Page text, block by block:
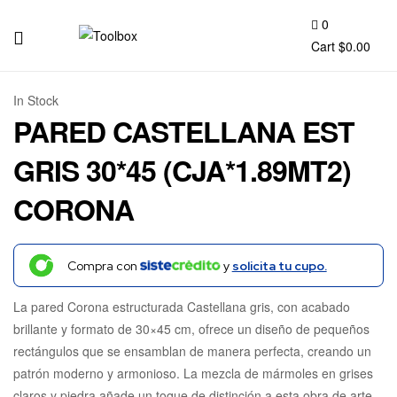
0
Cart $0.00
In Stock
PARED CASTELLANA EST
GRIS 30*45 (CJA*1.89MT2)
CORONA
Compra con y solicita tu cupo.
La pared Corona estructurada Castellana gris, con acabado
brillante y formato de 30×45 cm, ofrece un diseño de pequeños
rectángulos que se ensamblan de manera perfecta, creando un
patrón moderno y armonioso. La mezcla de mármoles en grises